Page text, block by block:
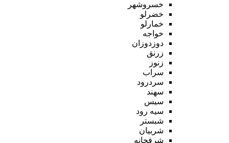
خسروشهر
خضرلو
خمارلو
خواجه
دوزدوزان
زرنق
زنوز
سراب
سردرود
سهند
سیس
سیه رود
شبستر
شربیان
شرفخانه